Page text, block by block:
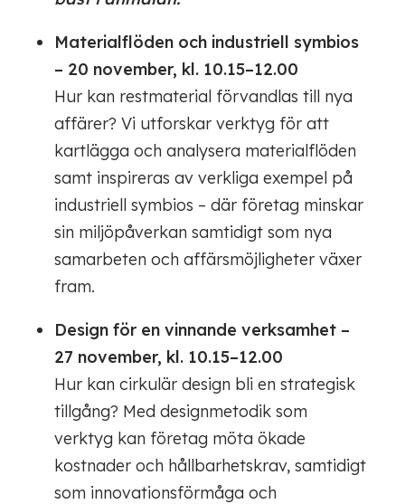
Materialflöden och industriell symbios
– 20 november, kl. 10.15–12.00
Hur kan restmaterial förvandlas till nya
affärer? Vi utforskar verktyg för att
kartlägga och analysera materialflöden
samt inspireras av verkliga exempel på
industriell symbios – där företag minskar
sin miljöpåverkan samtidigt som nya
samarbeten och affärsmöjligheter växer
fram.
Design för en vinnande verksamhet –
27 november, kl. 10.15–12.00
Hur kan cirkulär design bli en strategisk
tillgång? Med designmetodik som
verktyg kan företag möta ökade
kostnader och hållbarhetskrav, samtidigt
som innovationsförmåga och